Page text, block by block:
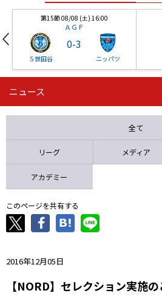
第15節 08/08 (土) 16:00
ＡＧＦ
Ｓ世田谷
0-3
ニッパツ
第16節 09/05 (土) 15:00
ニッパツ
ニュース
全て
リーグ メディア
アカデミー
このページを共有する
2016年12月05日
【NORD】セレクション実施